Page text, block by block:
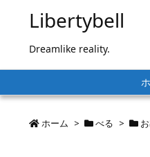
Libertybell
Dreamlike reality.
ホーム > べる >